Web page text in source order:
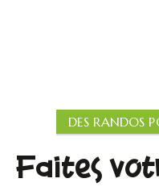
DES RANDOS
Faites